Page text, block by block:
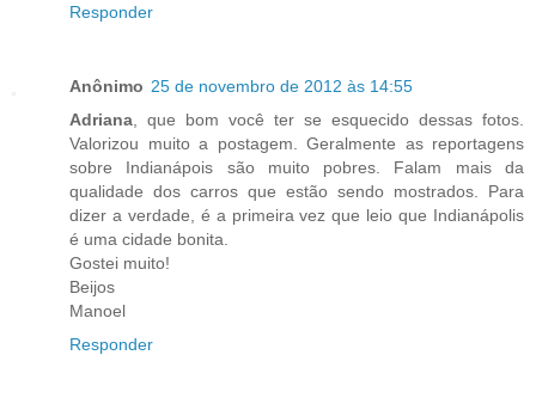
Responder
Anônimo 25 de novembro de 2012 às 14:55
Adriana , que bom você ter se esquecido dessas fotos.
Valorizou muito a postagem. Geralmente as reportagens
sobre Indianápois são muito pobres. Falam mais da
qualidade dos carros que estão sendo mostrados. Para
dizer a verdade, é a primeira vez que leio que Indianápolis
é uma cidade bonita.
Gostei muito!
Beijos
Manoel
Responder